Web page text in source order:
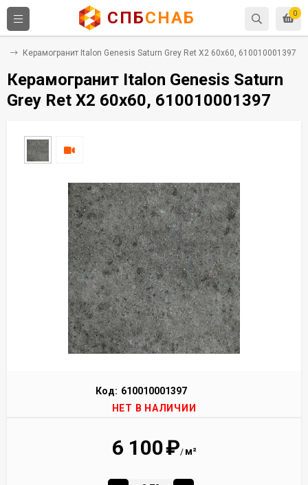
0
СПБСНАБ
Керамогранит Italon Genesis Saturn Grey Ret X2 60x60, 610010001397
Керамогранит Italon Genesis Saturn
Grey Ret X2 60x60, 610010001397
Код: 610010001397
НЕТ В НАЛИЧИИ
6 100₽/ м²